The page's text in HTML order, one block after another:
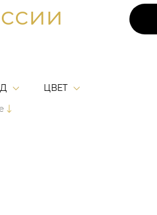
ЦВЕТ